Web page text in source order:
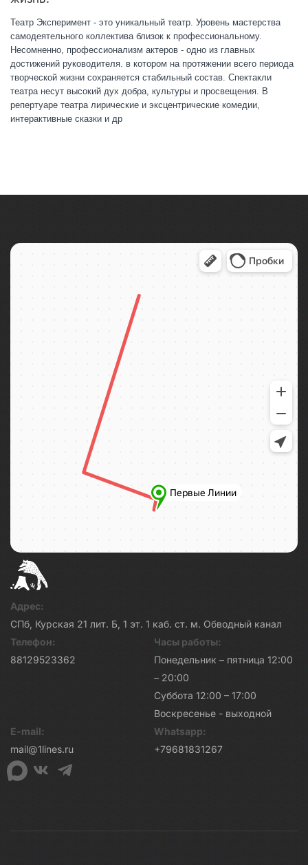
Театр Эксперимент - это уникальный театр. Уровень мастерства
самодеятельного коллектива близок к профессиональному.
Несомненно, профессионализм актеров - одно из главных
достижений руководителя. в котором на протяжении всего периода
творческой жизни сохраняется стабильный состав. Спектакли
театра несут высокий дух добра, культуры и просвещения. В
репертуаре театра лирические и эксцентрические комедии,
интерактивные сказки и др
Адрес:
СПб, Курская 21 лит. Б, 1 эт. 1 каб. ст. м. Обводный канал
Телефон:
88129523362
Часы работы:
Понедельник – пятница 12:00
– 20:00
Суббота 12:00 – 17:00
Воскресенье - выходной
E-mail:
mail@1lines.ru
Whatsapp:
+79681831267